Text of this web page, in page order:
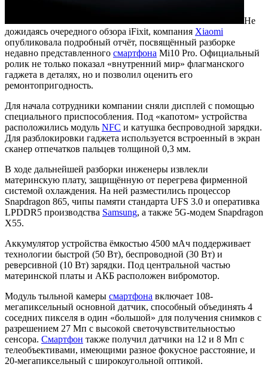
Не
дожидаясь очередного обзора iFixit, компания Xiaomi
опубликовала подробный отчёт, посвящённый разборке
недавно представленного смартфона Mi10 Pro. Официальный
ролик не только показал «внутренний мир» флагманского
гаджета в деталях, но и позволил оценить его
ремонтопригодность.
Для начала сотрудники компании сняли дисплей с помощью
специального приспособления. Под «капотом» устройства
расположились модуль NFC и катушка беспроводной зарядки.
Для разблокировки гаджета используется встроенный в экран
сканер отпечатков пальцев толщиной 0,3 мм.
В ходе дальнейшей разборки инженеры извлекли
материнскую плату, защищённую от перегрева фирменной
системой охлаждения. На ней разместились процессор
Snapdragon 865, чипы памяти стандарта UFS 3.0 и оперативка
LPDDR5 производства Samsung, а также 5G-модем Snapdragon
X55.
Аккумулятор устройства ёмкостью 4500 мАч поддерживает
технологии быстрой (50 Вт), беспроводной (30 Вт) и
реверсивной (10 Вт) зарядки. Под центральной частью
материнской платы и АКБ расположен вибромотор.
Модуль тыльной камеры смартфона включает 108-
мегапиксельный основной датчик, способный объединять 4
соседних пикселя в один «большой» для получения снимков с
разрешением 27 Мп с высокой светочувствительностью
сенсора. Смартфон также получил датчики на 12 и 8 Мп с
телеобъективами, имеющими разное фокусное расстояние, и
20-мегапиксельный с широкоугольной оптикой.